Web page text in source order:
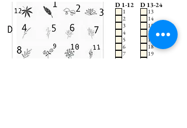
D 1-12
1
2
3
4
5
6
7
D 13-24
13
14
15
16
17
18
19